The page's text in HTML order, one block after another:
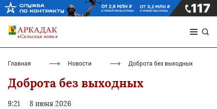
Главная Новости Доброта без выходных
Доброта без выходных
9:21 8 июня 2026